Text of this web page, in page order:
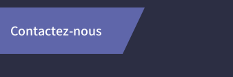
Contactez-nous